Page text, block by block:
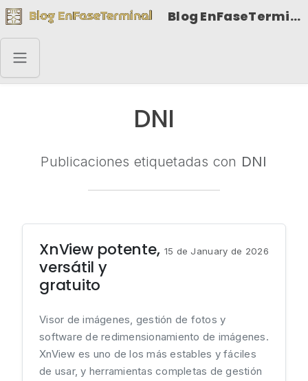
Blog EnFaseTerminal
DNI
Publicaciones etiquetadas con DNI
XnView potente,
versátil y
gratuito
15 de January de 2026
Visor de imágenes, gestión de fotos y
software de redimensionamiento de imágenes.
XnView es uno de los más estables y fáciles
de usar, y herramientas completas de gestión